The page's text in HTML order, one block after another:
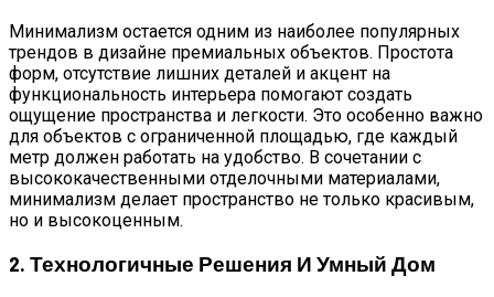
Минимализм остается одним из наиболее популярных
трендов в дизайне премиальных объектов. Простота
форм, отсутствие лишних деталей и акцент на
функциональность интерьера помогают создать
ощущение пространства и легкости. Это особенно важно
для объектов с ограниченной площадью, где каждый
метр должен работать на удобство. В сочетании с
высококачественными отделочными материалами,
минимализм делает пространство не только красивым,
но и высокоценным.
2. Технологичные Решения И Умный Дом